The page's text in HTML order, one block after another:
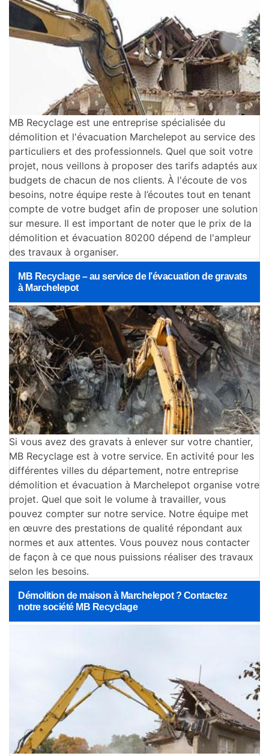
MB Recyclage est une entreprise spécialisée du
démolition et l'évacuation Marchelepot au service des
particuliers et des professionnels. Quel que soit votre
projet, nous veillons à proposer des tarifs adaptés aux
budgets de chacun de nos clients. À l'écoute de vos
besoins, notre équipe reste à l’écoutes tout en tenant
compte de votre budget afin de proposer une solution
sur mesure. Il est important de noter que le prix de la
démolition et évacuation 80200 dépend de l'ampleur
des travaux à organiser.
MB Recyclage – au service de l’évacuation de gravats
à Marchelepot
Si vous avez des gravats à enlever sur votre chantier,
MB Recyclage est à votre service. En activité pour les
différentes villes du département, notre entreprise
démolition et évacuation à Marchelepot organise votre
projet. Quel que soit le volume à travailler, vous
pouvez compter sur notre service. Notre équipe met
en œuvre des prestations de qualité répondant aux
normes et aux attentes. Vous pouvez nous contacter
de façon à ce que nous puissions réaliser des travaux
selon les besoins.
Démolition de maison à Marchelepot ? Contactez
notre société MB Recyclage